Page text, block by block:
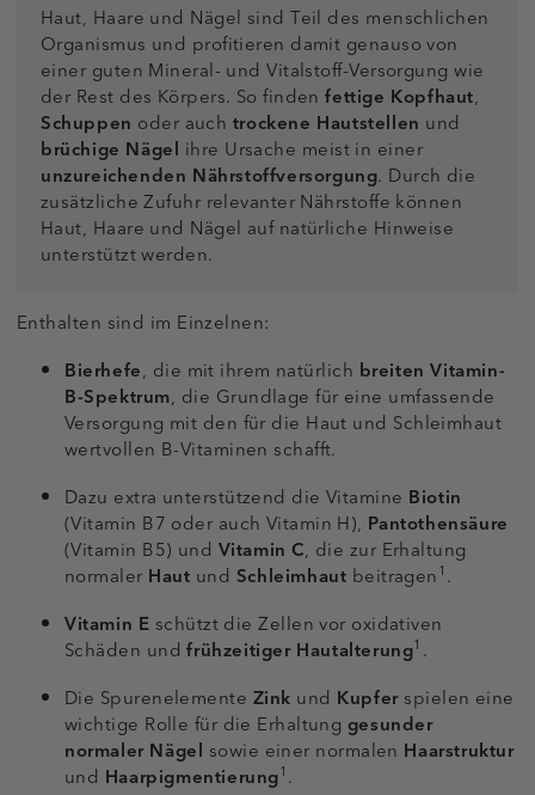
Haut, Haare und Nägel sind Teil des menschlichen
Organismus und profitieren damit genauso von
einer guten Mineral- und Vitalstoff-Versorgung wie
der Rest des Körpers. So findenfettige Kopfhaut,
Schuppen oder auch trockene Hautstellen und
brüchige Nägel ihre Ursache meist in einer
unzureichenden Nährstoffversorgung. Durch die
zusätzliche Zufuhr relevanter Nährstoffe können
Haut, Haare und Nägel auf natürliche Hinweise
unterstützt werden.
Enthalten sind im Einzelnen:
Bierhefe, die mit ihrem natürlich breiten Vitamin-
B-Spektrum, die Grundlage für eine umfassende
Versorgung mit den für die Haut und Schleimhaut
wertvollen B-Vitaminen schafft.
Dazu extra unterstützend die Vitamine Biotin
(Vitamin B7 oder auch Vitamin H), Pantothensäure
(Vitamin B5) und Vitamin C, die zur Erhaltung
normaler Haut und Schleimhaut beitragen1 .
Vitamin E schützt die Zellen vor oxidativen
Schäden undfrühzeitiger Hautalterung1 .
Die Spurenelemente Zink und Kupferspielen eine
wichtige Rolle für die Erhaltung gesunder
normaler Nägel sowie einer normalen Haarstruktur
und Haarpigmentierung1 .